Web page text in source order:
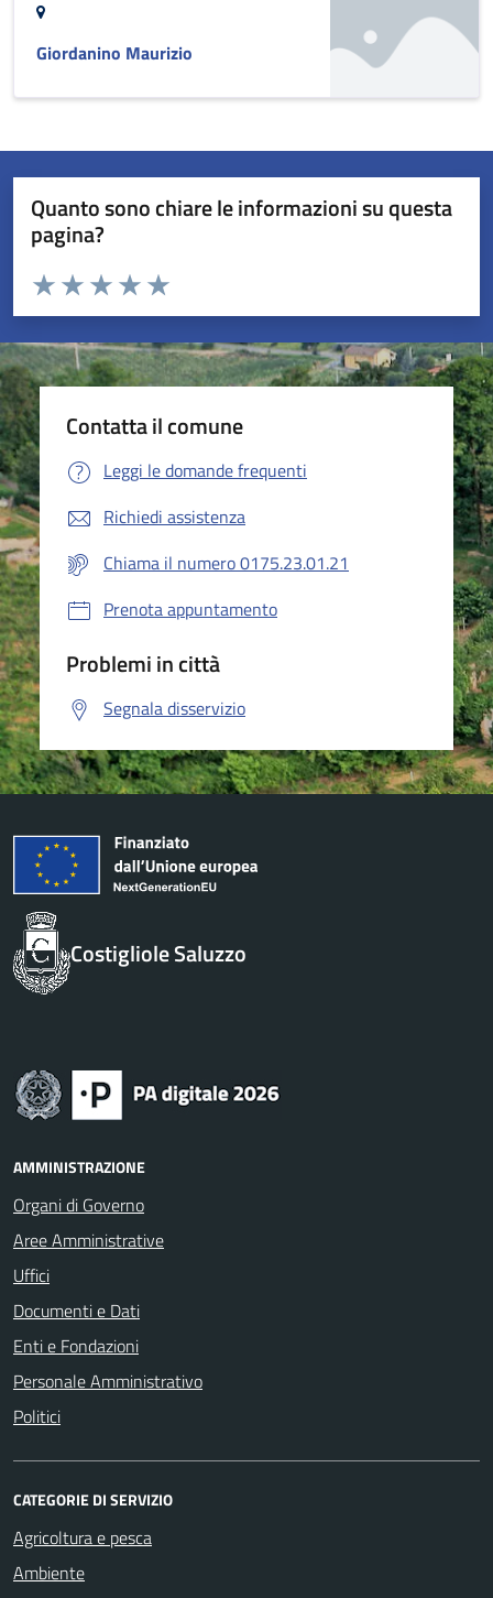
Giordanino Maurizio
Quanto sono chiare le informazioni su questa
pagina?
Valuta da 1 a 5 stelle la pagina
Valuta 5 stelle su 5
Valuta 4 stelle su 5
Valuta 3 stelle su 5
Valuta 2 stelle su 5
Valuta 1 stelle su 5
Contatta il comune
Leggi le domande frequenti
Richiedi assistenza
Chiama il numero 0175.23.01.21
Prenota appuntamento
Problemi in città
Segnala disservizio
Costigliole Saluzzo
AMMINISTRAZIONE
Organi di Governo
Aree Amministrative
Uffici
Documenti e Dati
Enti e Fondazioni
Personale Amministrativo
Politici
CATEGORIE DI SERVIZIO
Agricoltura e pesca
Ambiente